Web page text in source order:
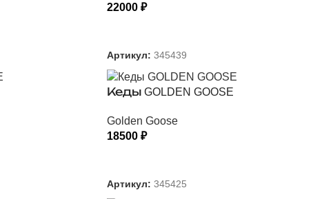
22000 ₽
Артикул: 345439
Кеды GOLDEN GOOSE
Golden Goose
18500 ₽
Артикул: 345425